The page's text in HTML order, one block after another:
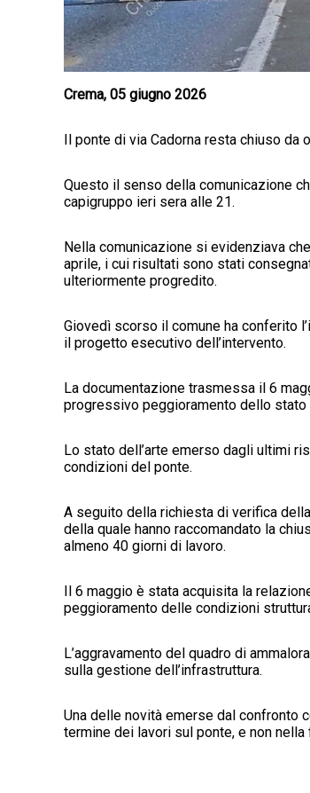
Crema, 05 giugno 2026
Il ponte di via Cadorna resta chiuso
Questo il senso della comunicazione
capigruppo ieri sera alle 21.
Nella comunicazione si evidenziava
aprile, i cui risultati sono stati
ulteriormente progredito.
Giovedì scorso il comune ha conferito
il progetto esecutivo dell’intervento.
La documentazione trasmessa il 6
progressivo peggioramento dello
Lo stato dell’arte emerso dagli ultimi
condizioni del ponte.
A seguito della richiesta di verifica
della quale hanno raccomandato la
almeno 40 giorni di lavoro.
Il 6 maggio è stata acquisita la
peggioramento delle condizioni
L’aggravamento del quadro di
sulla gestione dell’infrastruttura.
Una delle novità emerse dal confronto
termine dei lavori sul ponte, e non nella